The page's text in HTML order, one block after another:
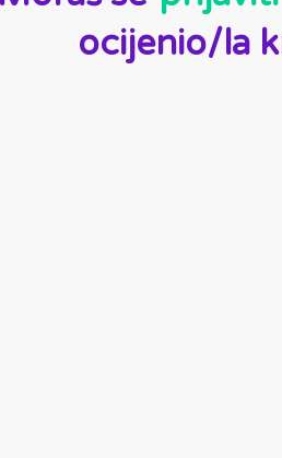
ocijenio/la